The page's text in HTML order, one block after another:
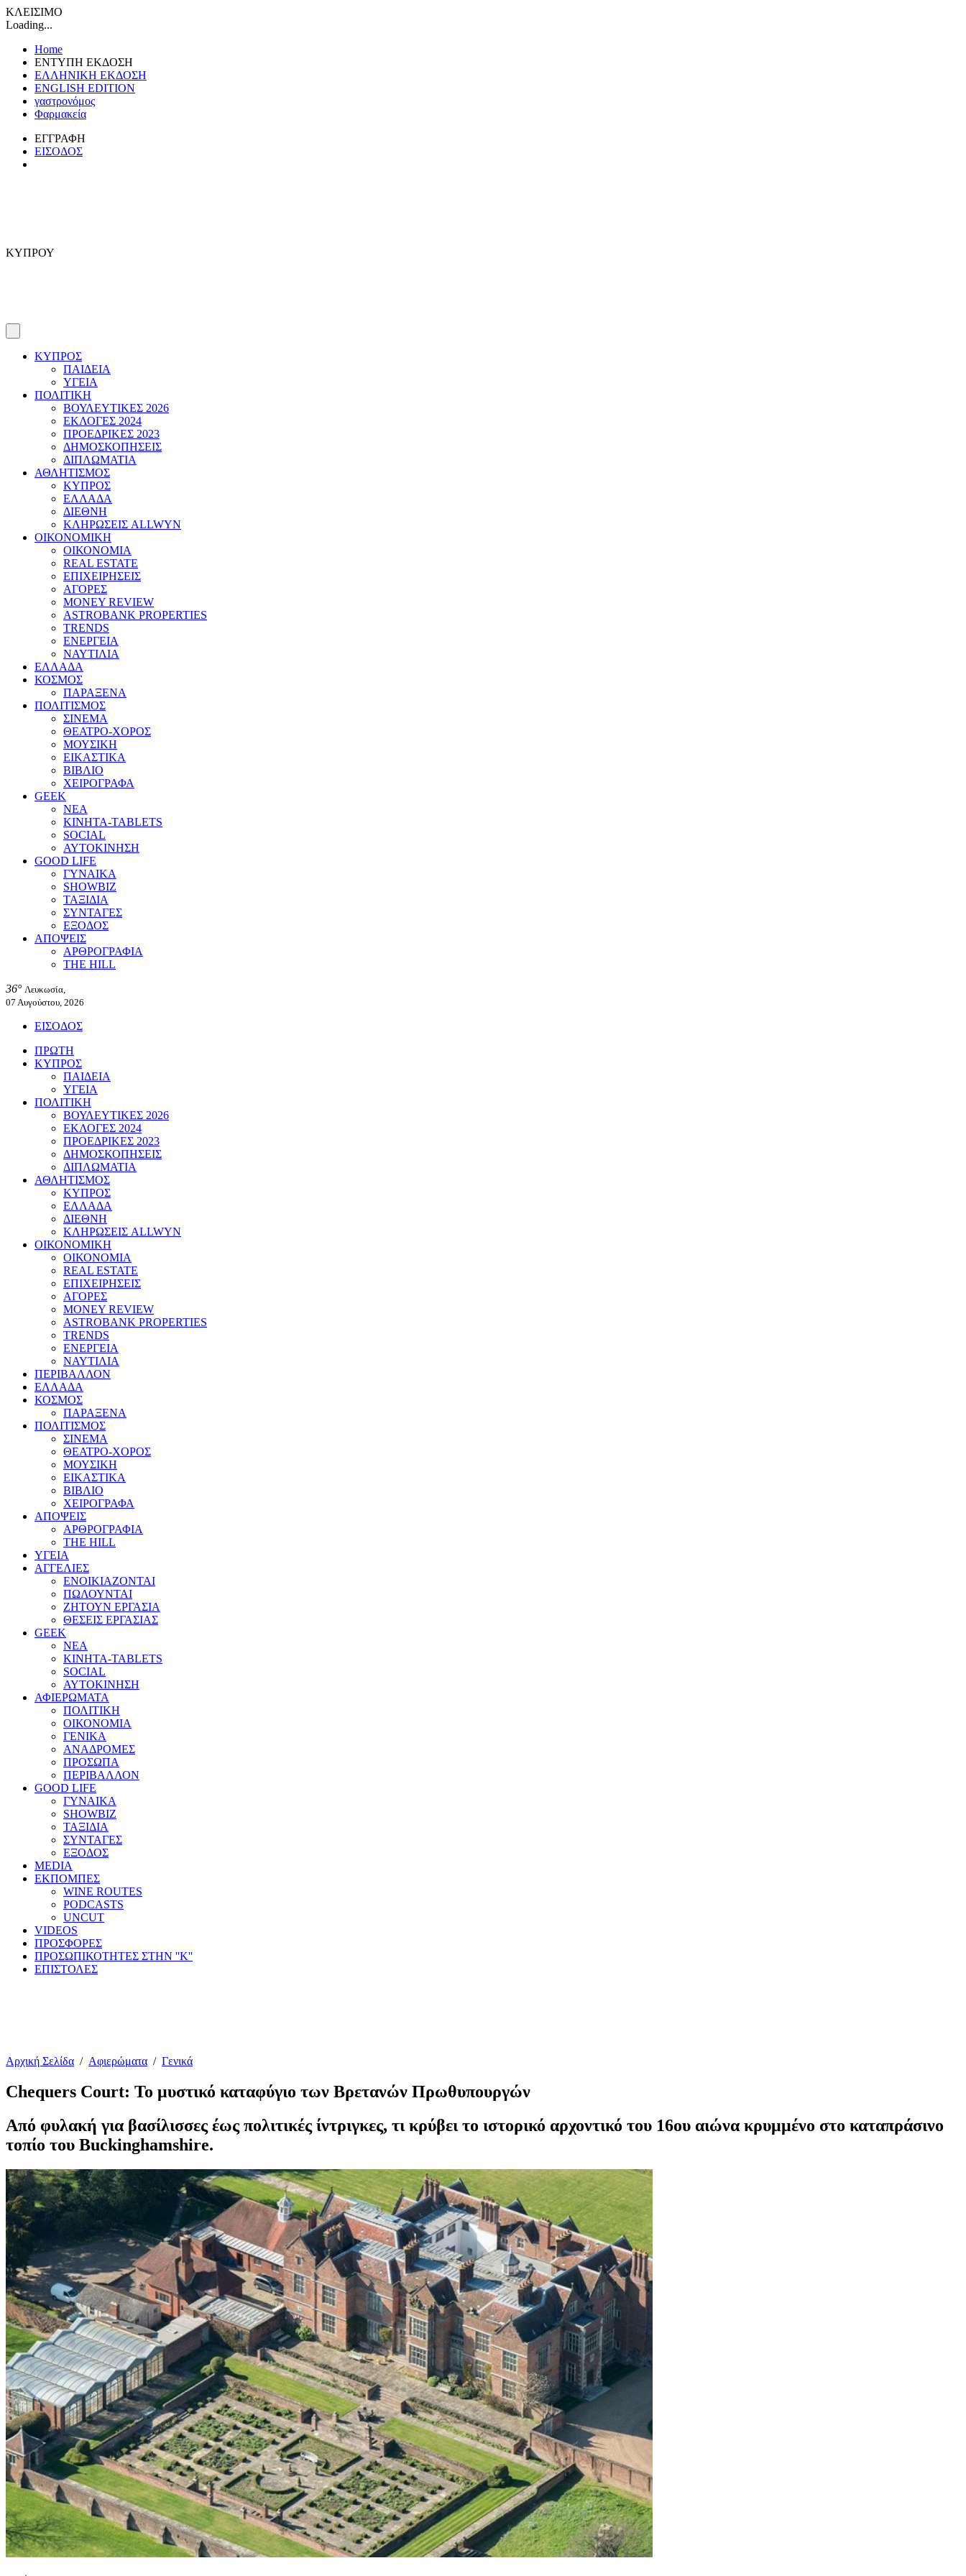
ΚΛΕΙΣΙΜΟ
Loading...
Home
ΕΝΤΥΠΗ ΕΚΔΟΣΗ
ΕΛΛΗΝΙΚΗ ΕΚΔΟΣΗ
ENGLISH EDITION
γαστρονόμος
Φαρμακεία
ΕΓΓΡΑΦΗ
ΕΙΣΟΔΟΣ
ΚΥΠΡΟΥ
ΚΥΠΡΟΣ
ΠΑΙΔΕΙΑ
ΥΓΕΙΑ
ΠΟΛΙΤΙΚΗ
ΒΟΥΛΕΥΤΙΚΕΣ 2026
ΕΚΛΟΓΕΣ 2024
ΠΡΟΕΔΡΙΚΕΣ 2023
ΔΗΜΟΣΚΟΠΗΣΕΙΣ
ΔΙΠΛΩΜΑΤΙΑ
ΑΘΛΗΤΙΣΜΟΣ
ΚΥΠΡΟΣ
ΕΛΛΑΔΑ
ΔΙΕΘΝΗ
ΚΛΗΡΩΣΕΙΣ ALLWYN
ΟΙΚΟΝΟΜΙΚΗ
ΟΙΚΟΝΟΜΙΑ
REAL ESTATE
ΕΠΙΧΕΙΡΗΣΕΙΣ
ΑΓΟΡΕΣ
MONEY REVIEW
ASTROBANK PROPERTIES
TRENDS
ΕΝΕΡΓΕΙΑ
ΝΑΥΤΙΛΙΑ
ΕΛΛΑΔΑ
ΚΟΣΜΟΣ
ΠΑΡΑΞΕΝΑ
ΠΟΛΙΤΙΣΜΟΣ
ΣΙΝΕΜΑ
ΘΕΑΤΡΟ-ΧΟΡΟΣ
ΜΟΥΣΙΚΗ
ΕΙΚΑΣΤΙΚΑ
ΒΙΒΛΙΟ
ΧΕΙΡΟΓΡΑΦΑ
GEEK
ΝΕΑ
ΚΙΝΗΤΑ-TABLETS
SOCIAL
ΑΥΤΟΚΙΝΗΣΗ
GOOD LIFE
ΓΥΝΑΙΚΑ
SHOWBIZ
ΤΑΞΙΔΙΑ
ΣΥΝΤΑΓΕΣ
ΕΞΟΔΟΣ
ΑΠΟΨΕΙΣ
ΑΡΘΡΟΓΡΑΦΙΑ
THE HILL
36° Λευκωσία,
07 Αυγούστου, 2026
ΕΙΣΟΔΟΣ
ΠΡΩΤΗ
ΚΥΠΡΟΣ
ΠΑΙΔΕΙΑ
ΥΓΕΙΑ
ΠΟΛΙΤΙΚΗ
ΒΟΥΛΕΥΤΙΚΕΣ 2026
ΕΚΛΟΓΕΣ 2024
ΠΡΟΕΔΡΙΚΕΣ 2023
ΔΗΜΟΣΚΟΠΗΣΕΙΣ
ΔΙΠΛΩΜΑΤΙΑ
ΑΘΛΗΤΙΣΜΟΣ
ΚΥΠΡΟΣ
ΕΛΛΑΔΑ
ΔΙΕΘΝΗ
ΚΛΗΡΩΣΕΙΣ ALLWYN
ΟΙΚΟΝΟΜΙΚΗ
ΟΙΚΟΝΟΜΙΑ
REAL ESTATE
ΕΠΙΧΕΙΡΗΣΕΙΣ
ΑΓΟΡΕΣ
MONEY REVIEW
ASTROBANK PROPERTIES
TRENDS
ΕΝΕΡΓΕΙΑ
ΝΑΥΤΙΛΙΑ
ΠΕΡΙΒΑΛΛΟΝ
ΕΛΛΑΔΑ
ΚΟΣΜΟΣ
ΠΑΡΑΞΕΝΑ
ΠΟΛΙΤΙΣΜΟΣ
ΣΙΝΕΜΑ
ΘΕΑΤΡΟ-ΧΟΡΟΣ
ΜΟΥΣΙΚΗ
ΕΙΚΑΣΤΙΚΑ
ΒΙΒΛΙΟ
ΧΕΙΡΟΓΡΑΦΑ
ΑΠΟΨΕΙΣ
ΑΡΘΡΟΓΡΑΦΙΑ
THE HILL
ΥΓΕΙΑ
ΑΓΓΕΛΙΕΣ
ΕΝΟΙΚΙΑΖΟΝΤΑΙ
ΠΩΛΟΥΝΤΑΙ
ΖΗΤΟΥΝ ΕΡΓΑΣΙΑ
ΘΕΣΕΙΣ ΕΡΓΑΣΙΑΣ
GEEK
ΝΕΑ
ΚΙΝΗΤΑ-TABLETS
SOCIAL
ΑΥΤΟΚΙΝΗΣΗ
ΑΦΙΕΡΩΜΑΤΑ
ΠΟΛΙΤΙΚΗ
ΟΙΚΟΝΟΜΙΑ
ΓΕΝΙΚΑ
ΑΝΑΔΡΟΜΕΣ
ΠΡΟΣΩΠΑ
ΠΕΡΙΒΑΛΛΟΝ
GOOD LIFE
ΓΥΝΑΙΚΑ
SHOWBIZ
ΤΑΞΙΔΙΑ
ΣΥΝΤΑΓΕΣ
ΕΞΟΔΟΣ
MEDIA
ΕΚΠΟΜΠΕΣ
WINE ROUTES
PODCASTS
UNCUT
VIDEOS
ΠΡΟΣΦΟΡΕΣ
ΠΡΟΣΩΠΙΚΟΤΗΤΕΣ ΣΤΗΝ ''Κ''
ΕΠΙΣΤΟΛΕΣ
Αρχική Σελίδα / Αφιερώματα / Γενικά
Chequers Court: Το μυστικό καταφύγιο των Βρετανών Πρωθυπουργών
Από φυλακή για βασίλισσες έως πολιτικές ίντριγκες, τι κρύβει το ιστορικό αρχοντικό του 16ου αιώνα κρυμμένο στο καταπράσινο
τοπίο του Buckinghamshire.